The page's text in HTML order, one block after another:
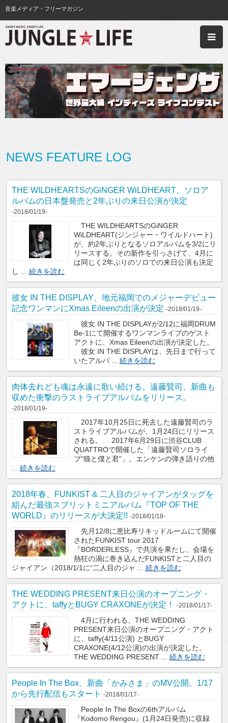
音楽メディア・フリーマガジン
NEWS FEATURE LOG
THE WILDHEARTSのGiNGER WiLDHEART、ソロア
ルバムの日本盤発売と2年ぶりの来日公演が決定
-2018/01/19-
THE WILDHEARTSのGiNGER
WiLDHEART(ジンジャー・ワイルドハート)
が、約2年ぶりとなるソロアルバムを3/2にリ
リースする。その新作を引っさげて、4月に
は同じく2年ぶりのソロでの来日公演も決定
し ... 続きを読む
彼女 IN THE DISPLAY、地元福岡でのメジャーデビュー
記念ワンマンにXmas Eileenの出演が決定 -2018/01/19-
彼女 IN THE DISPLAYが2/12に福岡DRUM
Be-1にて開催するワンマンライブのゲスト
アクトに、Xmas Eileenの出演が決定した。
彼女 IN THE DISPLAYは、先日まで行って
いたアルバ ... 続きを読む
肉体去れども魂は永遠に歌い続ける。遠藤賢司、新曲も
収めた衝撃のラストライブアルバムをリリース。
-2018/01/19-
2017年10月25日に死去した遠藤賢司のラ
ストライブアルバムが、1月24日にリリース
される。 2017年6月29日に渋谷CLUB
QUATTROで開催した「遠藤賢司ソロライ
ブ“猫と僕と君”」。エンケンの弾き語りの他
続きを読む
2018年春、FUNKIST & 二人目のジャイアンがタッグを
組んだ最強スプリットミニアルバム『TOP OF THE
WORLD』のリリースが大決定!! -2018/01/18-
先月12/8に恵比寿リキッドルームにて開催
されたFUNKIST tour 2017
『BORDERLESS』で共演を果たし、会場を
熱狂の渦に巻き込んだFUNKISTと二人目の
ジャイアン（2018/1/1に“二人目のジャ ... 続きを読む
THE WEDDING PRESENT来日公演のオープニング・
アクトに、taffyとBUGY CRAXONEが決定！
-2018/01/17-
4月に行われる、THE WEDDING
PRESENT来日公演のオープニング・アクト
に、taffy(4/11公演) とBUGY
CRAXONE(4/12公演)の出演が決定した。
THE WEDDING PRESENT ... 続きを読む
People In The Box、新曲「かみさま」のMV公開。1/17
から先行配信もスタート -2018/01/17-
People In The Boxの6thアルバム
『Kodomo Rengou』(1月24日発売)に収録